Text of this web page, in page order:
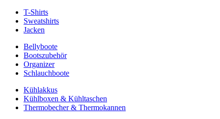
T-Shirts
Sweatshirts
Jacken
Bellyboote
Bootszubehör
Organizer
Schlauchboote
Kühlakkus
Kühlboxen & Kühltaschen
Thermobecher & Thermokannen